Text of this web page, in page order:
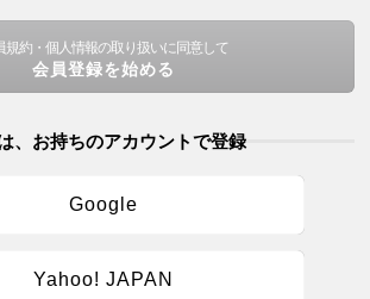
規約・個人情報の取り扱いに同意して
会員登録を始める
、お持ちのアカウントで登録
Google
Yahoo! JAPAN